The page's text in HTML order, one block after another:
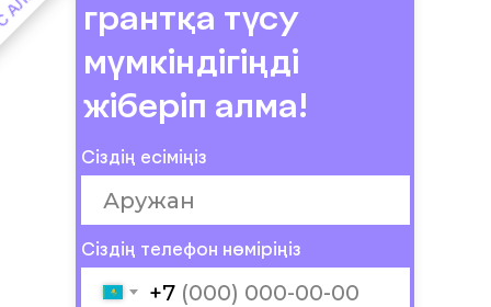
грантқа түсу
мүмкіндігіңді
жіберіп алма!
Сіздің есіміңіз
Сіздің телефон нөміріңіз
+7